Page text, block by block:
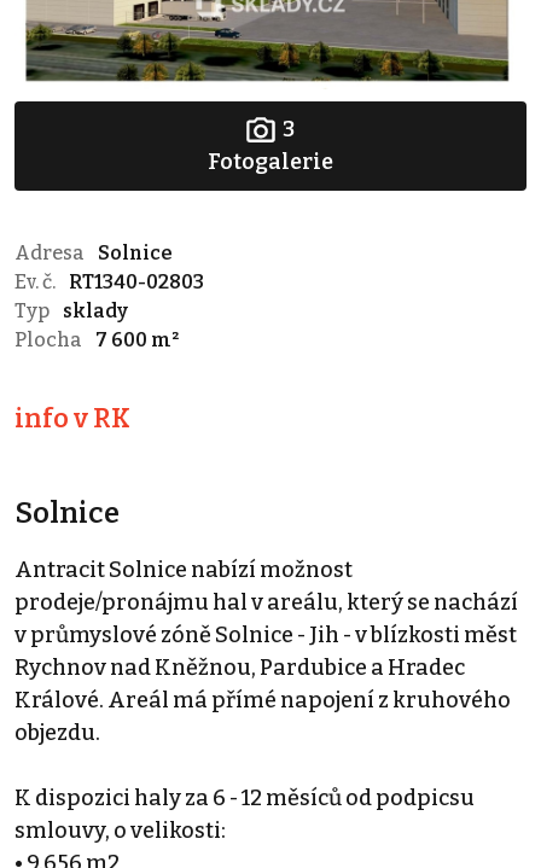
3
Fotogalerie
Adresa
Solnice
Ev. č.
RT1340-02803
Typ
sklady
Plocha
7 600 m²
info v RK
Solnice
Antracit Solnice nabízí možnost
prodeje/pronájmu hal v areálu, který se nachází
v průmyslové zóně Solnice - Jih - v blízkosti měst
Rychnov nad Kněžnou, Pardubice a Hradec
Králové. Areál má přímé napojení z kruhového
objezdu.
K dispozici haly za 6 - 12 měsíců od podpicsu
smlouvy, o velikosti: